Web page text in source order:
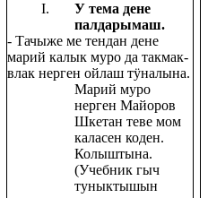
У тема дене
палдарымаш.
- Тачыже ме тендан дене
марий калык муро да такмак-
влак нерген ойлаш тӱналына.
Марий муро
нерген Майоров
Шкетан теве мом
каласен коден.
Колыштына.
(Учебник гыч
туныктышын